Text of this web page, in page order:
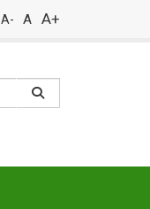
A- A A+